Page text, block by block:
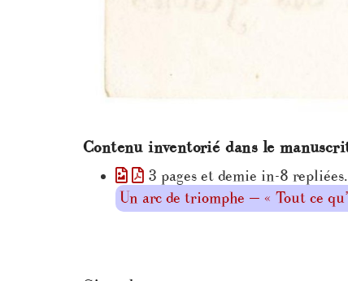
Contenu inventorié dans le
3 pages et demie in-8 repliées.
Un arc de triomphe — « Tout ce